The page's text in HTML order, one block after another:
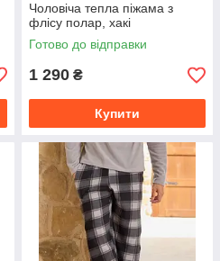
Чоловіча тепла піжама з
флісу полар, хакі
Готово до відправки
1 290 ₴
Купити